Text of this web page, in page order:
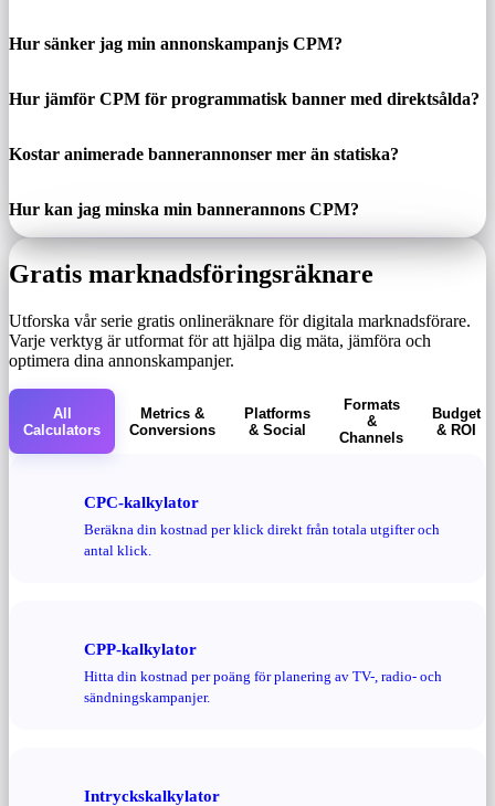
Hur sänker jag min annonskampanjs CPM?
Hur jämför CPM för programmatisk banner med direktsålda?
Kostar animerade bannerannonser mer än statiska?
Hur kan jag minska min bannerannons CPM?
Gratis marknadsföringsräknare
Utforska vår serie gratis onlineräknare för digitala marknadsförare.
Varje verktyg är utformat för att hjälpa dig mäta, jämföra och
optimera dina annonskampanjer.
All
Calculators
Metrics &
Conversions
Platforms
& Social
Formats
&
Channels
Budget
& ROI
CPC-kalkylator
Beräkna din kostnad per klick direkt från totala utgifter och
antal klick.
CPP-kalkylator
Hitta din kostnad per poäng för planering av TV-, radio- och
sändningskampanjer.
Intryckskalkylator